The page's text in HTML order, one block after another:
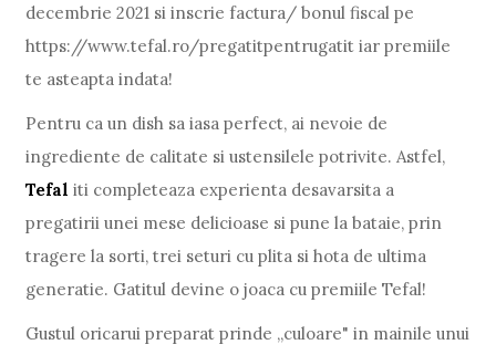
decembrie 2021 si inscrie factura/ bonul fiscal pe
https://www.tefal.ro/pregatitpentrugatit iar premiile
te asteapta indata!
Pentru ca un dish sa iasa perfect, ai nevoie de
ingrediente de calitate si ustensilele potrivite. Astfel,
Tefal iti completeaza experienta desavarsita a
pregatirii unei mese delicioase si pune la bataie, prin
tragere la sorti, trei seturi cu plita si hota de ultima
generatie. Gatitul devine o joaca cu premiile Tefal!
Gustul oricarui preparat prinde „culoare" in mainile unui